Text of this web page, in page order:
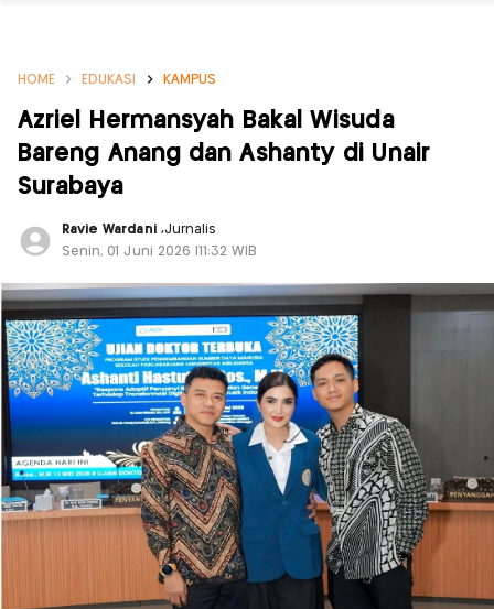
HOME EDUKASI KAMPUS
Azriel Hermansyah Bakal Wisuda
Bareng Anang dan Ashanty di Unair
Surabaya
Ravie Wardani ,Jurnalis
Senin, 01 Juni 2026 |11:32 WIB